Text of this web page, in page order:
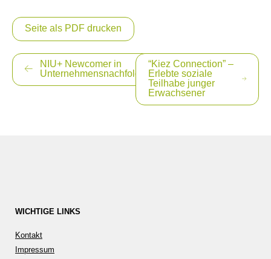
Seite als PDF drucken
Beitragsnavigation
NIU+ Newcomer in
Unternehmensnachfolge
“Kiez Connection” –
Erlebte soziale
Teilhabe junger
Erwachsener
WICHTIGE LINKS
Kontakt
Impressum